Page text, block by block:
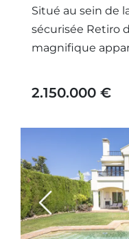
Situé au sein de
sécurisée Retiro
magnifique
de vivre
2.150.000 €
Previous